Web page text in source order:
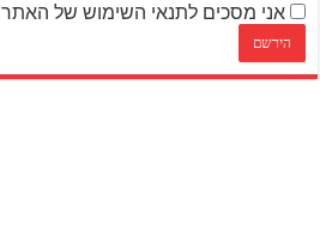
אני מסכים לתנאי השימוש של האתר